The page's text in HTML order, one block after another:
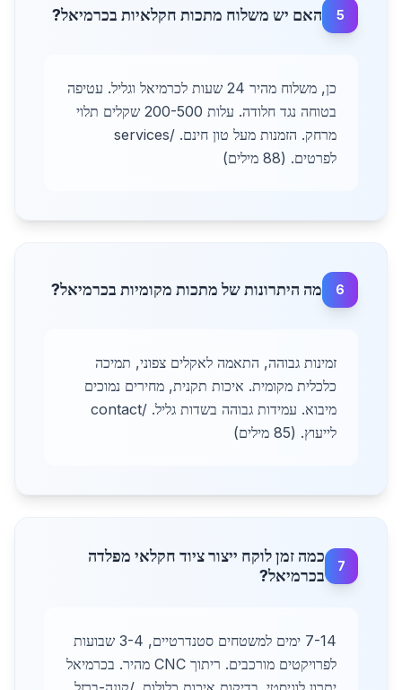
5 האם יש משלוח מתכות חקלאיות בכרמיאל?
כן, משלוח מהיר 24 שעות לכרמיאל וגליל. עטיפה
בטוחה נגד חלודה. עלות 200-500 שקלים תלוי
מרחק. הזמנות מעל טון חינם. /services
לפרטים. (88 מילים)
6 מה היתרונות של מתכות מקומיות בכרמיאל?
זמינות גבוהה, התאמה לאקלים צפוני, תמיכה
כלכלית מקומית. איכות תקנית, מחירים נמוכים
מיבוא. עמידות גבוהה בשדות גליל. /contact
לייעוץ. (85 מילים)
7
כמה זמן לוקח ייצור ציוד חקלאי מפלדה
בכרמיאל?
7-14 ימים למשטחים סטנדרטיים, 3-4 שבועות
לפרויקטים מורכבים. ריתוך CNC מהיר. בכרמיאל